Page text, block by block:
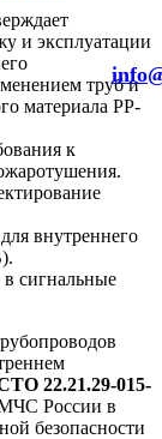
и эксплуатации
труб и
материала PP-
к
внутреннего
в сигнальные
22.21.29-015-
МЧС России в
безопасности